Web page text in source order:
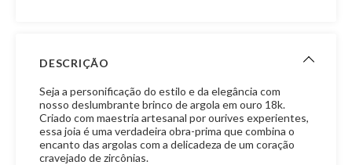
DESCRIÇÃO
Seja a personificação do estilo e da elegância com
nosso deslumbrante brinco de argola em ouro 18k.
Criado com maestria artesanal por ourives experientes,
essa joia é uma verdadeira obra-prima que combina o
encanto das argolas com a delicadeza de um coração
cravejado de zircônias.